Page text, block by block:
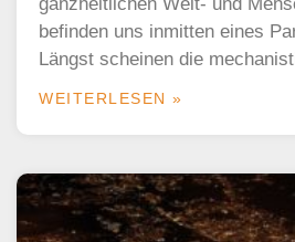
befinden uns inmitten eines
Längst scheinen die
WEITERLESEN »